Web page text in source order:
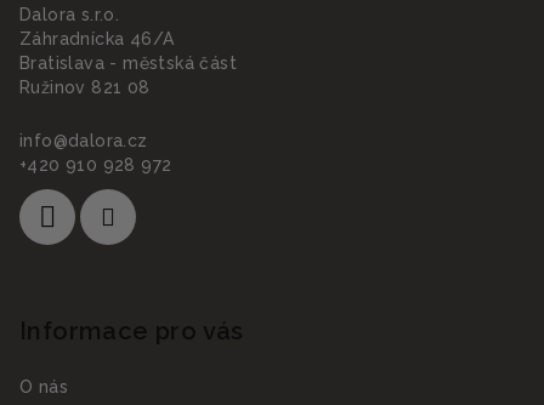
Dalora s.r.o.
Záhradnícka 46/A
Bratislava - městská část
Ružinov 821 08
info@dalora.cz
+420 910 928 972
Informace pro vás
O nás